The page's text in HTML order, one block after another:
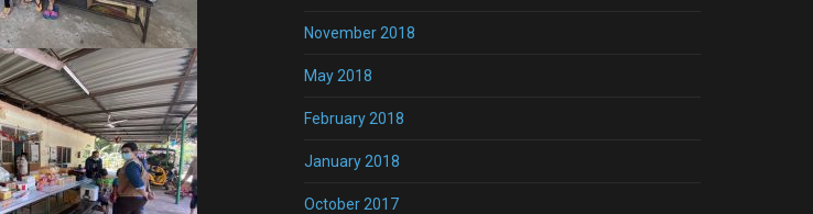
November 2018
May 2018
February 2018
January 2018
October 2017